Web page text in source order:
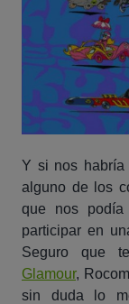
Y si nos habría
alguno de los
que nos
participar en
Seguro que
Glamour,
sin duda lo